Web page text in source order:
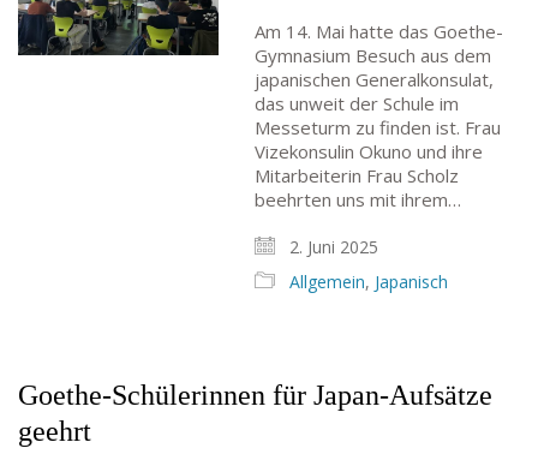
Am 14. Mai hatte das Goethe-
Gymnasium Besuch aus dem
japanischen Generalkonsulat,
das unweit der Schule im
Messeturm zu finden ist. Frau
Vizekonsulin Okuno und ihre
Mitarbeiterin Frau Scholz
beehrten uns mit ihrem…
2. Juni 2025
Allgemein, Japanisch
Goethe-Schülerinnen für Japan-Aufsätze
geehrt